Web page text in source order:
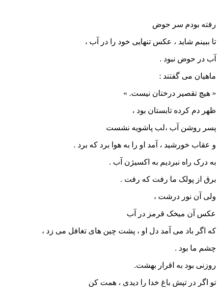
رفته بودم سر حوض
تا ببینم شاید ، عکس تنهایی خود را در آب ،
آب در حوض نبود .
ماهیان می گفتند :
« هیچ تقصیر درختان نیست. »
ظهر دم کرده تابستان بود ،
پسر روشن آب ،لب پاشویه نشست
و عقاب خورشید ، آمد او را به هوا برد که برد .
به درک راه نبردیم به اکسیژن آب .
برق از پولک ما رفت که رفت .
ولی آن نور درشت ،
عکس آن میخک قرمز در آب
که اگر باد می آمد دل او ، پشت چین های تغافل می زد ،
چشم ما بود .
روزنی بود به اقرار بهشت.
تو اگر در تپش باغ خدا را دیدی ، همت کن